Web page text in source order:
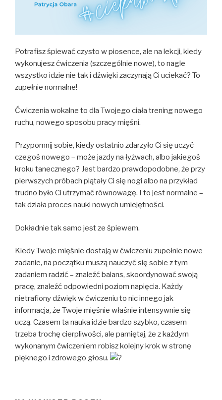
Potrafisz śpiewać czysto w piosence, ale na lekcji, kiedy
wykonujesz ćwiczenia (szczególnie nowe), to nagle
wszystko idzie nie tak i dźwięki zaczynają Ci uciekać? To
zupełnie normalne!
Ćwiczenia wokalne to dla Twojego ciała trening nowego
ruchu, nowego sposobu pracy mięśni.
Przypomnij sobie, kiedy ostatnio zdarzyło Ci się uczyć
czegoś nowego – może jazdy na łyżwach, albo jakiegoś
kroku tanecznego? Jest bardzo prawdopodobne, że przy
pierwszych próbach plątały Ci się nogi albo na przykład
trudno było Ci utrzymać równowagę. I to jest normalne –
tak działa proces nauki nowych umiejętności.
Dokładnie tak samo jest ze śpiewem.
Kiedy Twoje mięśnie dostają w ćwiczeniu zupełnie nowe
zadanie, na początku muszą nauczyć się sobie z tym
zadaniem radzić – znaleźć balans, skoordynować swoją
pracę, znaleźć odpowiedni poziom napięcia. Każdy
nietrafiony dźwięk w ćwiczeniu to nic innego jak
informacja, że Twoje mięśnie właśnie intensywnie się
uczą. Czasem ta nauka idzie bardzo szybko, czasem
trzeba trochę cierpliwości, ale pamiętaj, że z każdym
wykonanym ćwiczeniem robisz kolejny krok w stronę
pięknego i zdrowego głosu.